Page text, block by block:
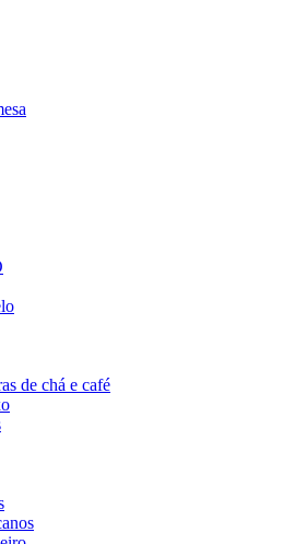
de chá e café